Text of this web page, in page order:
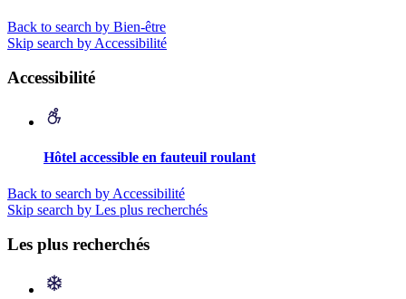
Back to search by Bien-être
Skip search by Accessibilité
Accessibilité
Hôtel accessible en fauteuil roulant
Back to search by Accessibilité
Skip search by Les plus recherchés
Les plus recherchés